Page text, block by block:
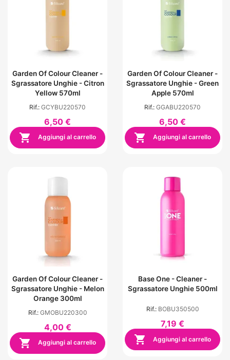
Garden Of Colour Cleaner -
Sgrassatore Unghie - Citron
Yellow 570ml
Rif.: GCYBU220570
6,50 €
 Aggiungi al carrello
Garden Of Colour Cleaner -
Sgrassatore Unghie - Green
Apple 570ml
Rif.: GGABU220570
6,50 €
 Aggiungi al carrello
Garden Of Colour Cleaner -
Sgrassatore Unghie - Melon
Orange 300ml
Rif.: GMOBU220300
4,00 €
 Aggiungi al carrello
Base One - Cleaner -
Sgrassatore Unghie 500ml
Rif.: BOBU350500
7,19 €
 Aggiungi al carrello